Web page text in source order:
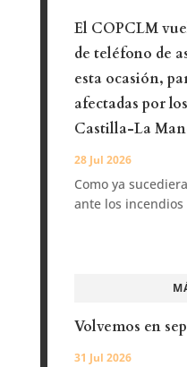
El COPCLM
de teléfono de
esta ocasión,
afectadas por
Castilla-La
28 Jul 2026
Como ya
ante los
Volvemos en
31 Jul 2026